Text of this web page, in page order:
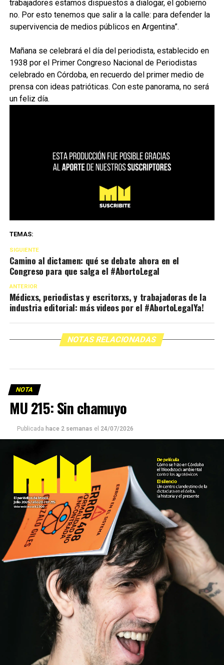
trabajadores estamos dispuestos a dialogar, el gobierno
no. Por esto tenemos que salir a la calle: para defender la
supervivencia de medios públicos en Argentina”.
Mañana se celebrará el día del periodista, establecido en
1938 por el Primer Congreso Nacional de Periodistas
celebrado en Córdoba, en recuerdo del primer medio de
prensa con ideas patrióticas. Con este panorama, no será
un feliz día.
TEMAS:
SIGUIENTE
Camino al dictamen: qué se debate ahora en el
Congreso para que salga el #AbortoLegal
ANTERIOR
Médicxs, periodistas y escritorxs, y trabajadoras de la
industria editorial: más videos por el #AbortoLegalYa!
NOTAS RELACIONADAS
NOTA
MU 215: Sin chamuyo
Publicada hace 2 semanas el 24/07/2026